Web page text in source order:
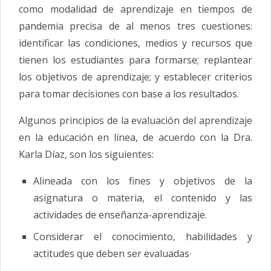
como modalidad de aprendizaje en tiempos de
pandemia precisa de al menos tres cuestiones:
identificar las condiciones, medios y recursos que
tienen los estudiantes para formarse; replantear
los objetivos de aprendizaje; y establecer criterios
para tomar decisiones con base a los resultados.
Algunos principios de la evaluación del aprendizaje
en la educación en línea, de acuerdo con la Dra.
Karla Díaz, son los siguientes:
Alineada con los fines y objetivos de la
asignatura o materia, el contenido y las
actividades de enseñanza-aprendizaje.
Considerar el conocimiento, habilidades y
actitudes que deben ser evaluadas·